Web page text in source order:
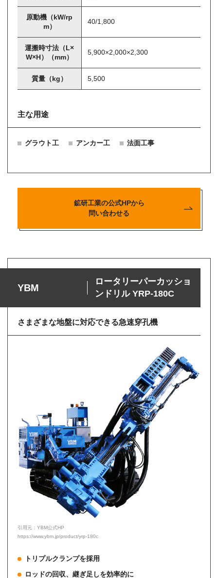
原動機（kW/rp
m）
40/1,800
運搬時寸法（L×
W×H）（mm）
5,900×2,000×2,300
質量（kg） 5,500
主な用途
グラウト工 アンカー工 法面工事
鉱研工業の公式HPから
問い合わせる
YBM
ロータリーパーカッショ
ンドリル YRP-180C
さまざまな地盤に対応できる急速穿孔機
引用元：YBM公式HP
https://www.ybm.jp/product/yrp-180c
トリプルクランプを採用
ロッドの回収、継ぎ足しを効率的に